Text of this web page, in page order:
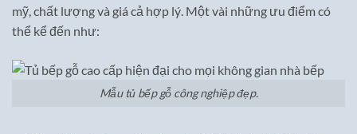
mỹ, chất lượng và giá cả hợp lý. Một vài những ưu điểm có
thể kể đến như:
Mẫu tủ bếp gỗ công nghiệp đẹp.